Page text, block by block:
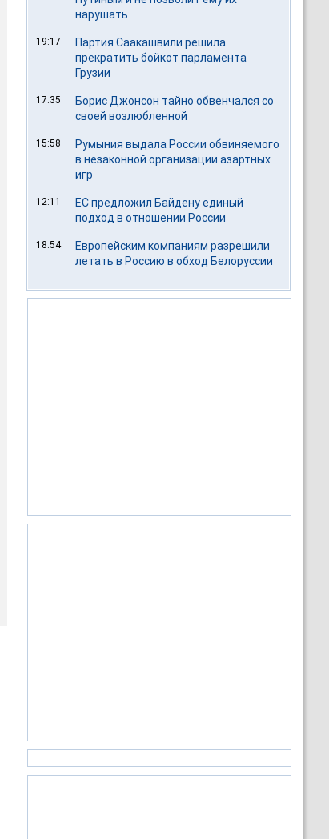
нарушать
19:17
Партия Саакашвили решила
прекратить бойкот парламента
Грузии
17:35
Борис Джонсон тайно обвенчался со
своей возлюбленной
15:58
Румыния выдала России обвиняемого
в незаконной организации азартных
игр
12:11
ЕС предложил Байдену единый
подход в отношении России
18:54
Европейским компаниям разрешили
летать в Россию в обход Белоруссии